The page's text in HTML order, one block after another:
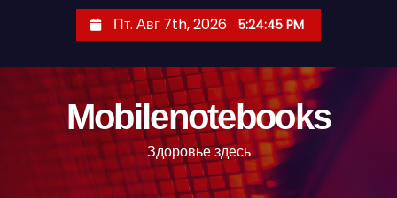
Пт. Авг 7th, 2026 5:24:46 PM
Mobilenotebooks
Здоровье здесь